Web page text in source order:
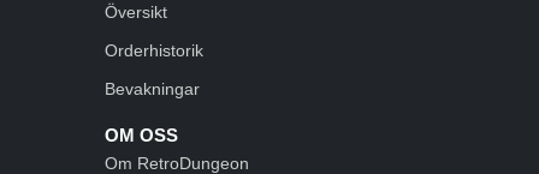
Översikt
Orderhistorik
Bevakningar
OM OSS
Om RetroDungeon